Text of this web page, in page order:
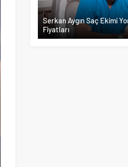
Serkan Aygın Saç Ekimi
Fiyatları